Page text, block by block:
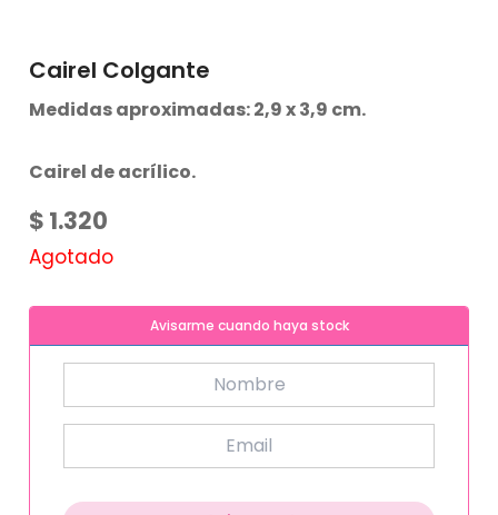
Cairel Colgante
Medidas aproximadas: 2,9 x 3,9 cm.
Cairel de acrílico.
$ 1.320
Agotado
Avisarme cuando haya stock